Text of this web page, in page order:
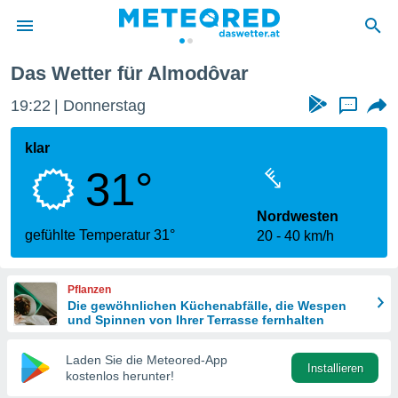
wurde
dass
sind.
diese
Das Wetter für Almodôvar
19:22 Donnerstag ...
klar
31°
gefühlte Temperatur 31°
Nordwesten
20
40 km/h
Pflanzen
Die gewöhnlichen Küchenabfälle, die Wespen
und Spinnen von Ihrer Terrasse fernhalten
Laden Sie die Meteored-App
kostenlos herunter!
Installieren